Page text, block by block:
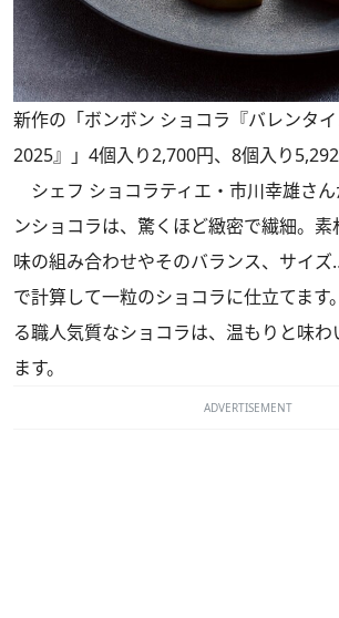
新作の「ボンボン ショコラ『バレンタ
2025』」4個入り2,700円、8個入り5,292
シェフ ショコラティエ・市川幸雄さ
ンショコラは、驚くほど緻密で繊細。素
味の組み合わせやそのバランス、サイ
で計算して一粒のショコラに仕立てます
る職人気質なショコラは、温もりと味
ます。
ADVERTISEMENT